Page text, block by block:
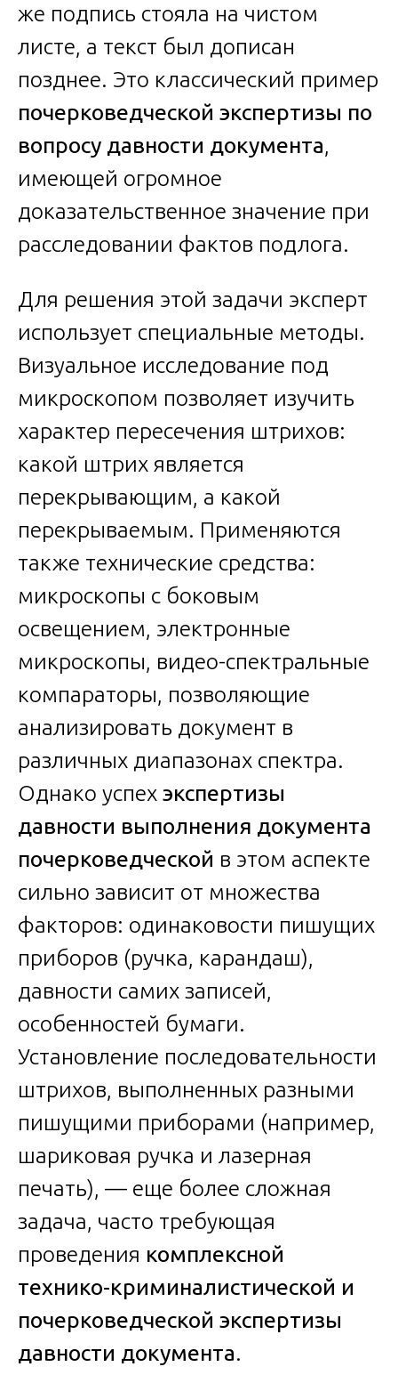
же подпись стояла на чистом
листе, а текст был дописан
позднее. Это классический пример
почерковедческой экспертизы по
вопросу давности документа,
имеющей огромное
доказательственное значение при
расследовании фактов подлога.
Для решения этой задачи эксперт
использует специальные методы.
Визуальное исследование под
микроскопом позволяет изучить
характер пересечения штрихов:
какой штрих является
перекрывающим, а какой
перекрываемым. Применяются
также технические средства:
микроскопы с боковым
освещением, электронные
микроскопы, видео-спектральные
компараторы, позволяющие
анализировать документ в
различных диапазонах спектра.
Однако успех экспертизы
давности выполнения документа
почерковедческой в этом аспекте
сильно зависит от множества
факторов: одинаковости пишущих
приборов (ручка, карандаш),
давности самих записей,
особенностей бумаги.
Установление последовательности
штрихов, выполненных разными
пишущими приборами (например,
шариковая ручка и лазерная
печать), — еще более сложная
задача, часто требующая
проведения комплексной
технико-криминалистической и
почерковедческой экспертизы
давности документа.